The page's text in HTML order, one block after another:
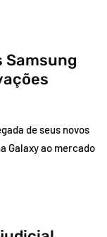
Samsung
de seus novos
Galaxy ao mercado